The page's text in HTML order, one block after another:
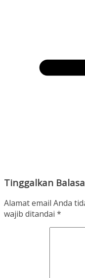
Tinggalkan
Alamat email Anda
wajib ditandai *